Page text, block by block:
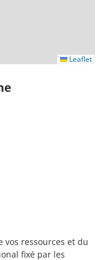
Leaflet
vos ressources et du
fixé par les